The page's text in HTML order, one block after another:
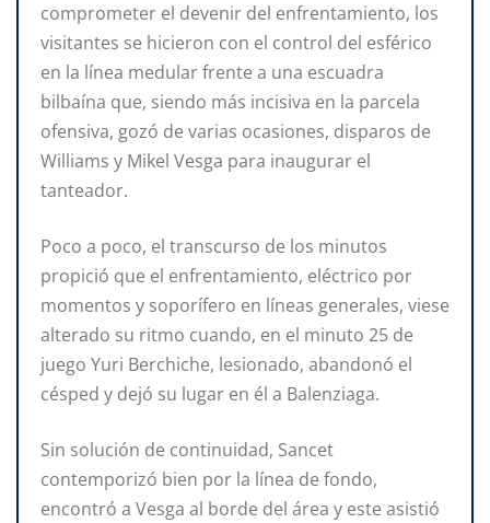
comprometer el devenir del enfrentamiento, los
visitantes se hicieron con el control del esférico
en la línea medular frente a una escuadra
bilbaína que, siendo más incisiva en la parcela
ofensiva, gozó de varias ocasiones, disparos de
Williams y Mikel Vesga para inaugurar el
tanteador.
Poco a poco, el transcurso de los minutos
propició que el enfrentamiento, eléctrico por
momentos y soporífero en líneas generales, viese
alterado su ritmo cuando, en el minuto 25 de
juego Yuri Berchiche, lesionado, abandonó el
césped y dejó su lugar en él a Balenziaga.
Sin solución de continuidad, Sancet
contemporizó bien por la línea de fondo,
encontró a Vesga al borde del área y este asistió